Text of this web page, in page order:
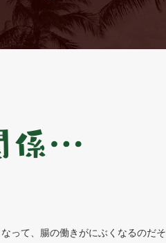
係…
って、腸の働きがにぶくなるのだそ